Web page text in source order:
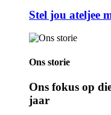
Stel jou ateljee
Ons storie
Ons fokus op
jaar